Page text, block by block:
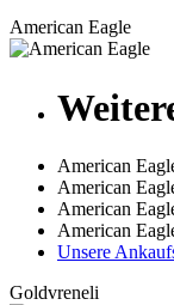
American Eagle
American
American
American
American
Unsere
Goldvreneli